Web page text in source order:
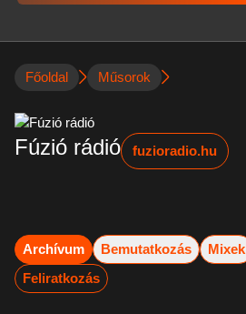
Főoldal Műsorok
Fúzió rádió fuzioradio.hu
Archívum Bemutatkozás Mixek
Feliratkozás